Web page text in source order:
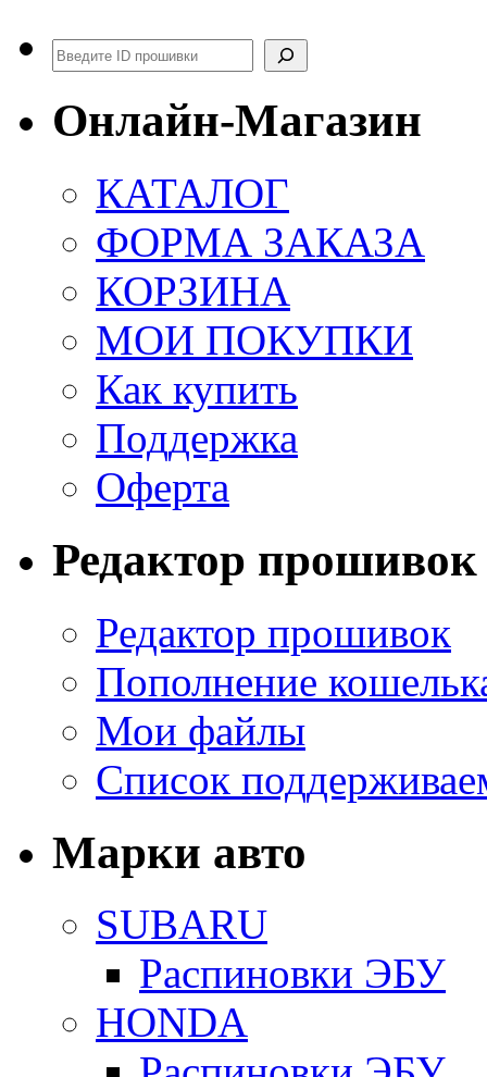
Поиск
Онлайн-Магазин
КАТАЛОГ
ФОРМА ЗАКАЗА
КОРЗИНА
МОИ ПОКУПКИ
Как купить
Поддержка
Оферта
Редактор прошивок
Редактор прошивок
Пополнение
Мои файлы
Список
Марки авто
SUBARU
Распиновки ЭБУ
HONDA